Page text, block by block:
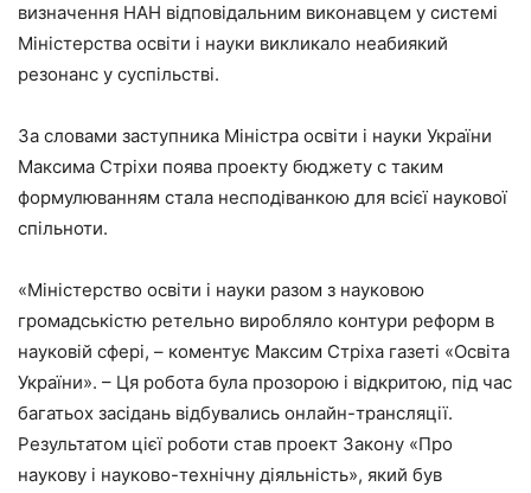
визначення НАН відповідальним виконавцем у системі
Міністерства освіти і науки викликало неабиякий
резонанс у суспільстві.
За словами заступника Міністра освіти і науки України
Максима Стріхи поява проекту бюджету с таким
формулюванням стала несподіванкою для всієї наукової
спільноти.
«Міністерство освіти і науки разом з науковою
громадськістю ретельно виробляло контури реформ в
науковій сфері, – коментує Максим Стріха газеті «Освіта
України». – Ця робота була прозорою і відкритою, під час
багатьох засідань відбувались онлайн-трансляції.
Результатом цієї роботи став проект Закону «Про
наукову і науково-технічну діяльність», який був